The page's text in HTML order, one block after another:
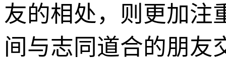
友的相处，则更加注
间与志同道合的朋友